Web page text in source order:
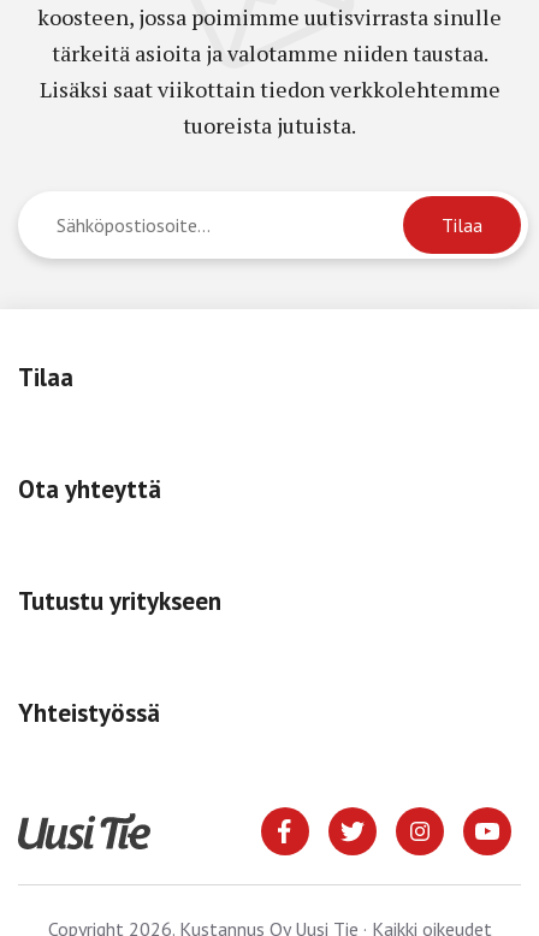
koosteen, jossa poimimme uutisvirrasta sinulle
tärkeitä asioita ja valotamme niiden taustaa.
Lisäksi saat viikottain tiedon verkkolehtemme
tuoreista jutuista.
Tilaa
Ota yhteyttä
Tutustu yritykseen
Yhteistyössä
Copyright 2026. Kustannus Oy Uusi Tie · Kaikki oikeudet